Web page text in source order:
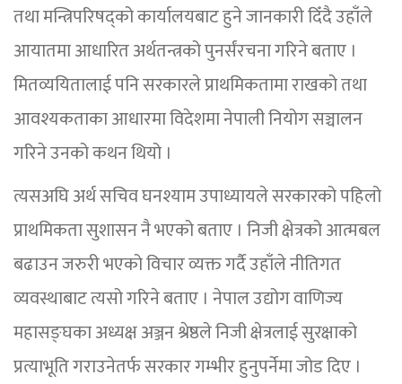
तथा मन्त्रिपरिषद्को कार्यालयबाट हुने जानकारी दिँदै उहाँले
आयातमा आधारित अर्थतन्त्रको पुनर्संरचना गरिने बताए ।
मितव्ययितालाई पनि सरकारले प्राथमिकतामा राखको तथा
आवश्यकताका आधारमा विदेशमा नेपाली नियोग सञ्चालन
गरिने उनको कथन थियो ।
त्यसअघि अर्थ सचिव घनश्याम उपाध्यायले सरकारको पहिलो
प्राथमिकता सुशासन नै भएको बताए । निजी क्षेत्रको आत्मबल
बढाउन जरुरी भएको विचार व्यक्त गर्दै उहाँले नीतिगत
व्यवस्थाबाट त्यसो गरिने बताए । नेपाल उद्योग वाणिज्य
महासङ्घका अध्यक्ष अञ्जन श्रेष्ठले निजी क्षेत्रलाई सुरक्षाको
प्रत्याभूति गराउनेतर्फ सरकार गम्भीर हुनुपर्नेमा जोड दिए ।